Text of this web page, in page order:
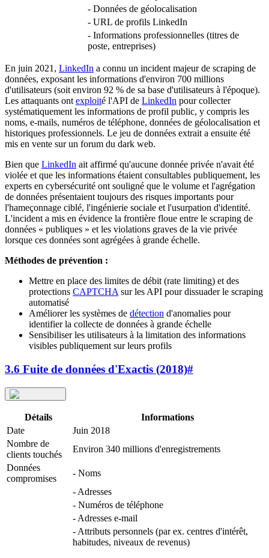
- Données de géolocalisation
- URL de profils LinkedIn
- Informations professionnelles (titres de
poste, entreprises)
En juin 2021, LinkedIn a connu un incident majeur de scraping de
données, exposant les informations d'environ 700 millions
d'utilisateurs (soit environ 92 % de sa base d'utilisateurs à l'époque).
Les attaquants ont exploité l'API de LinkedIn pour collecter
systématiquement les informations de profil public, y compris les
noms, e-mails, numéros de téléphone, données de géolocalisation et
historiques professionnels. Le jeu de données extrait a ensuite été
mis en vente sur un forum du dark web.
Bien que LinkedIn ait affirmé qu'aucune donnée privée n'avait été
violée et que les informations étaient consultables publiquement, les
experts en cybersécurité ont souligné que le volume et l'agrégation
de données présentaient toujours des risques importants pour
l'hameçonnage ciblé, l'ingénierie sociale et l'usurpation d'identité.
L'incident a mis en évidence la frontière floue entre le scraping de
données « publiques » et les violations graves de la vie privée
lorsque ces données sont agrégées à grande échelle.
Méthodes de prévention :
Mettre en place des limites de débit (rate limiting) et des
protections CAPTCHA sur les API pour dissuader le scraping
automatisé
Améliorer les systèmes de détection d'anomalies pour
identifier la collecte de données à grande échelle
Sensibiliser les utilisateurs à la limitation des informations
visibles publiquement sur leurs profils
3.6 Fuite de données d'Exactis (2018)#
Détails
Informations
Date
Juin 2018
Nombre de
clients touchés
Environ 340 millions d'enregistrements
Données
compromises
- Noms
- Adresses
- Numéros de téléphone
- Adresses e-mail
- Attributs personnels (par ex. centres d'intérêt,
habitudes, niveaux de revenus)